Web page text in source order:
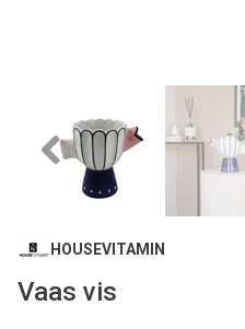
Previous
HOUSEVITAMIN
Vaas vis